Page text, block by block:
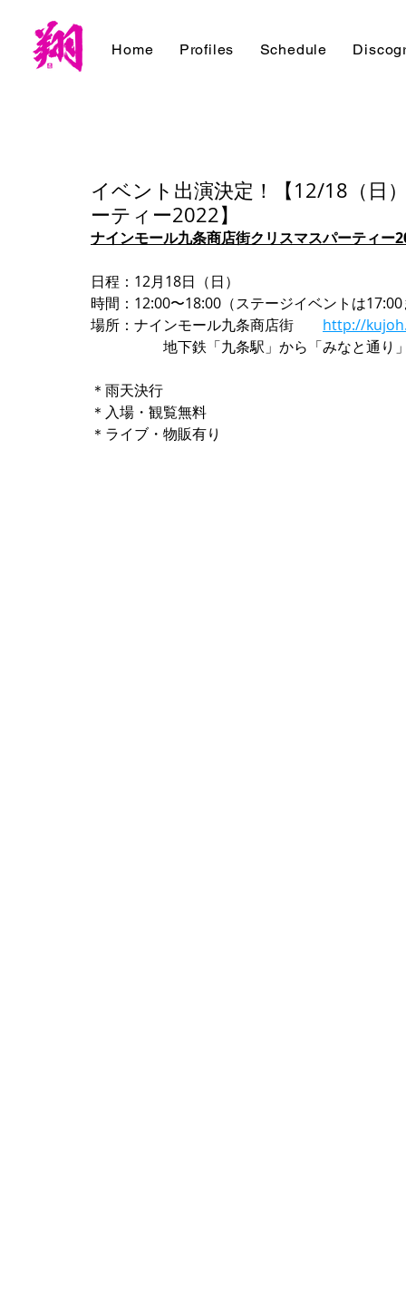
Home Profiles Schedule
イベント出演決定！【12/18（日
ーティー2022】
ナインモール九条商店街クリスマスパーティー
日程：12月18日（日）
時間：12:00〜18:00（ステージイベントは
場所：ナインモール九条商店街 http://
地下鉄「九条駅」から「みなと通り」
＊雨天決行
＊入場・観覧無料
＊ライブ・物販有り